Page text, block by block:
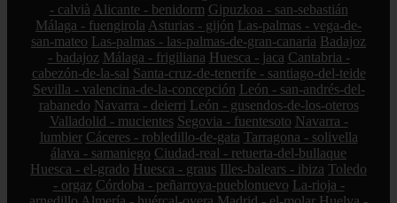
- calvià Alicante - benidorm Gipuzkoa - san-sebastián
Málaga - fuengirola Asturias - gijón Las-palmas - vega-de-
san-mateo Las-palmas - las-palmas-de-gran-canaria Badajoz
- badajoz Málaga - frigiliana Huesca - jaca Cantabria -
cabezón-de-la-sal Santa-cruz-de-tenerife - santiago-del-teide
Sevilla - valencina-de-la-concepción León - san-andrés-del-
rabanedo Navarra - deierri León - gusendos-de-los-oteros
Valladolid - mucientes Segovia - fuentesoto Navarra -
lumbier Cáceres - robledillo-de-gata Tarragona - solivella
álava - samaniego Ciudad-real - retuerta-del-bullaque
Huesca - el-grado Huesca - graus Illes-balears - ibiza Toledo
- orgaz Córdoba - peñarroya-pueblonuevo La-rioja -